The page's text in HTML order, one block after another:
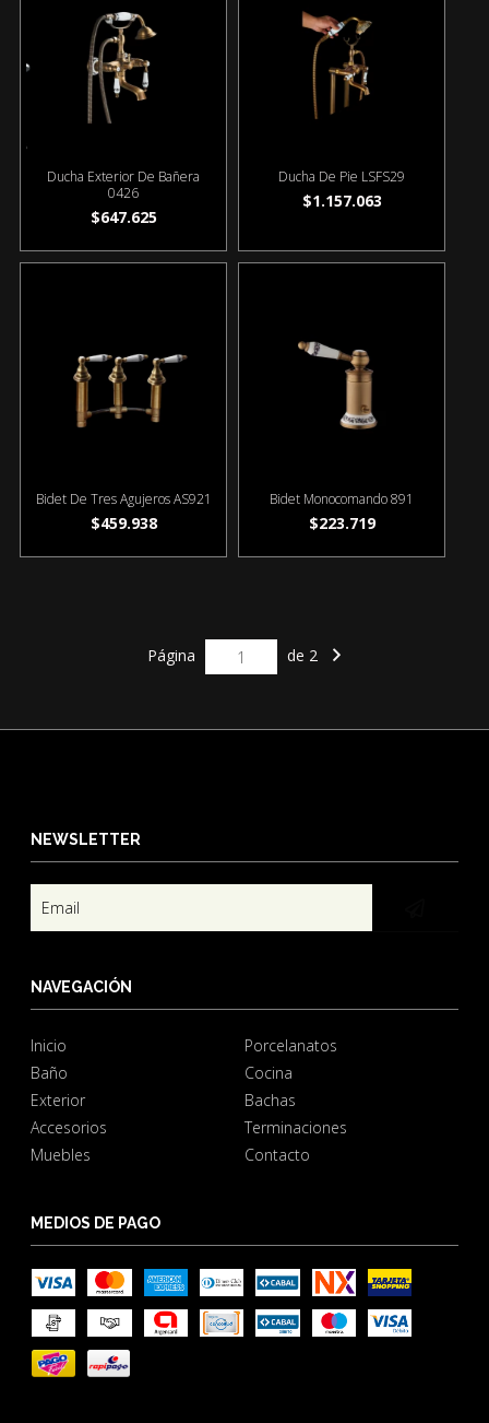
Ducha Exterior De Bañera
0426
$647.625
Ducha De Pie LSFS29
$1.157.063
Bidet De Tres Agujeros AS921
$459.938
Bidet Monocomando 891
$223.719
Página de 2
NEWSLETTER
NAVEGACIÓN
Inicio
Porcelanatos
Baño
Cocina
Exterior
Bachas
Accesorios
Terminaciones
Muebles
Contacto
MEDIOS DE PAGO